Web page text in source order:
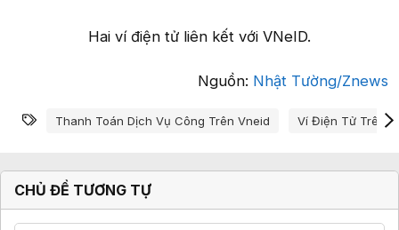
Hai ví điện tử liên kết với VNeID.​
Nguồn: Nhật Tường/Znews
Từ khóa
Thanh Toán Dịch Vụ Công Trên Vneid Ví Điện Tử Trên
CHỦ ĐỀ TƯƠNG TỰ